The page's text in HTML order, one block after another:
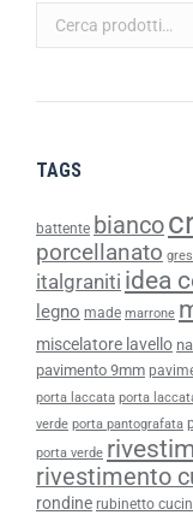
TAGS
battente bianco
porcellanato
italgraniti idea
legno made marrone
miscelatore lavello
pavimento 9mm
porta laccata porta
verde porta pantografata
porta verde
rivestimento
rondine rubinetto